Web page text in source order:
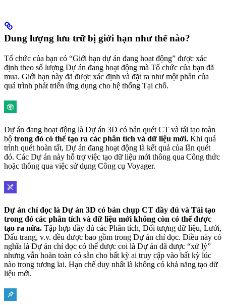
Dung lượng lưu trữ bị giới hạn như thế nào?
Tổ chức của bạn có “Giới hạn dự án đang hoạt động” được xác
định theo số lượng Dự án đang hoạt động mà Tổ chức của bạn đã
mua. Giới hạn này đã được xác định và đặt ra như một phần của
quá trình phát triển ứng dụng cho hệ thống Tại chỗ.
Dự án đang hoạt động là Dự án 3D có bản quét CT và tái tạo toàn
bộ trong đó có thể tạo ra các phân tích và dữ liệu mới. Khi quá
trình quét hoàn tất, Dự án đang hoạt động là kết quả của lần quét
đó. Các Dự án này hỗ trợ việc tạo dữ liệu mới thông qua Công thức
hoặc thông qua việc sử dụng Công cụ Voyager.
Dự án chỉ đọc là Dự án 3D có bản chụp CT đầy đủ và Tái tạo
trong đó các phân tích và dữ liệu mới không còn có thể được
tạo ra nữa. Tập hợp đầy đủ các Phân tích, Đối tượng dữ liệu, Lưới,
Dấu trang, v.v. đều được bao gồm trong Dự án chỉ đọc. Điều này có
nghĩa là Dự án chỉ đọc có thể được coi là Dự án đã được “xử lý”
nhưng vẫn hoàn toàn có sẵn cho bất kỳ ai truy cập vào bất kỳ lúc
nào trong tương lai. Hạn chế duy nhất là không có khả năng tạo dữ
liệu mới.